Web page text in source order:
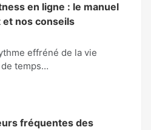
en ligne : le manuel
nos conseils
effréné de la vie
temps…
fréquentes des